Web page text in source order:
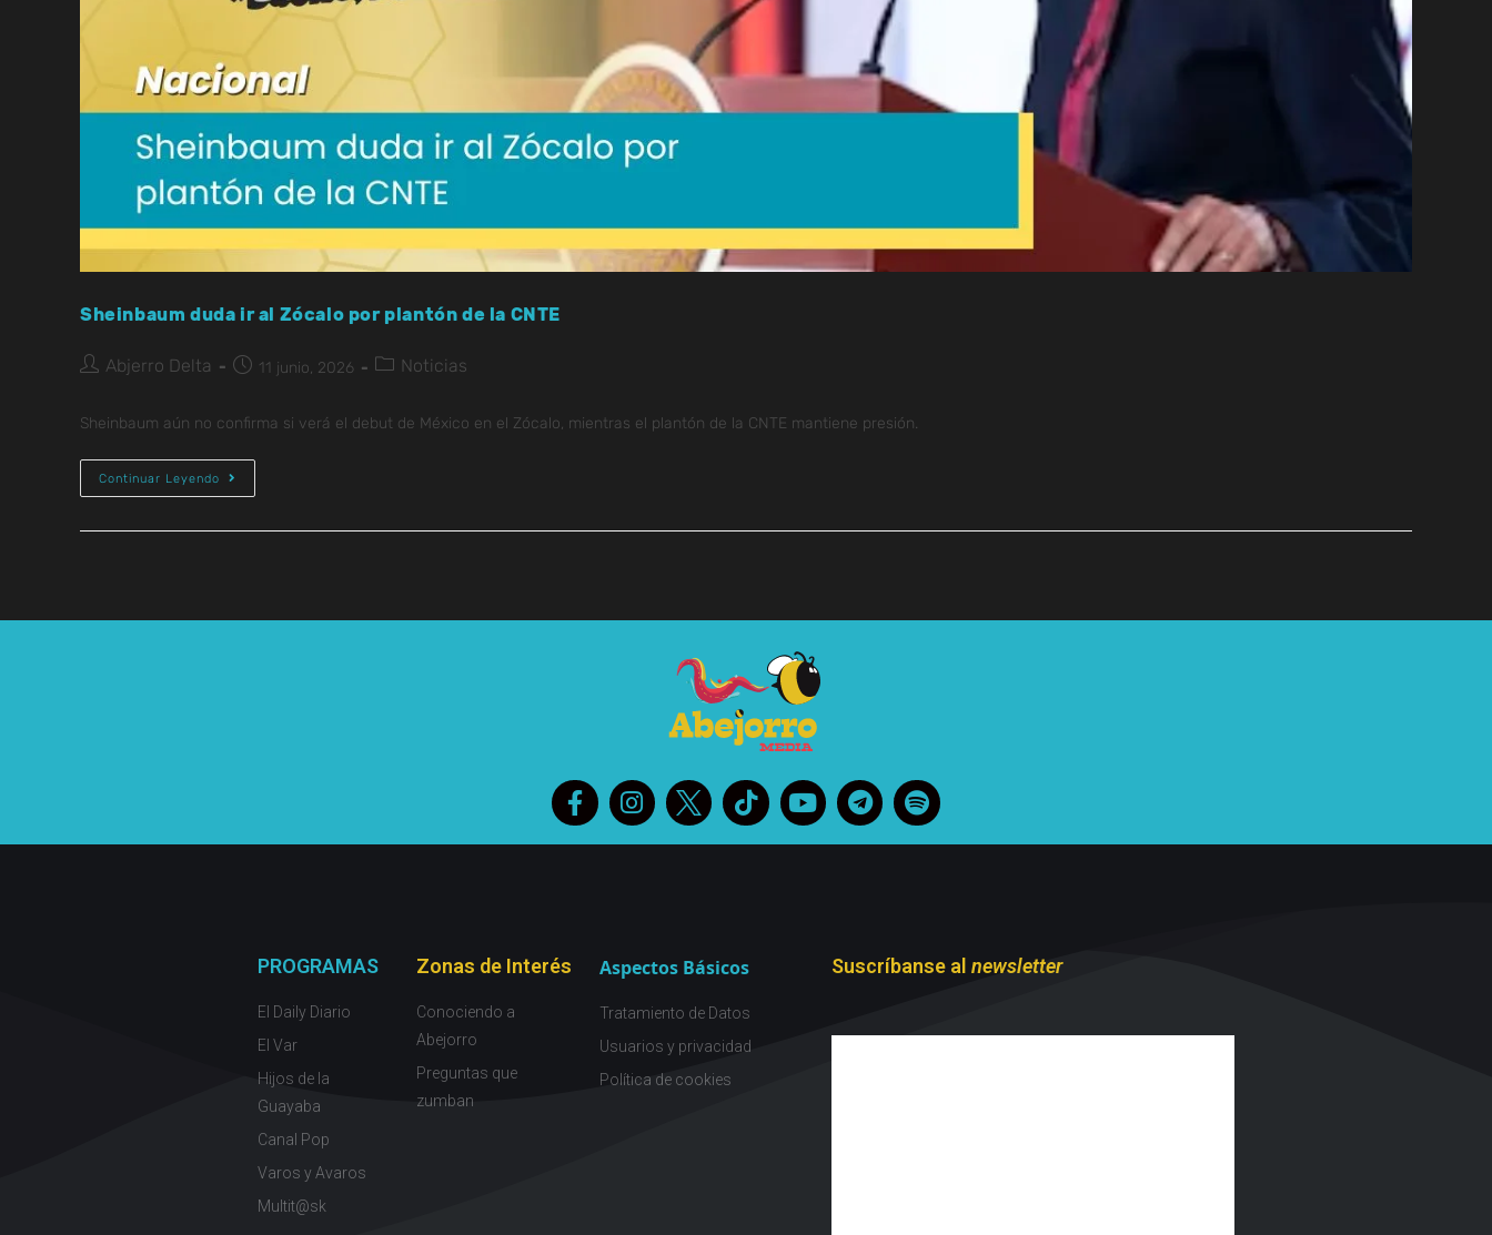
Sheinbaum duda ir al Zócalo por plantón de la CNTE
Abjerro Delta 11 junio, 2026 Noticias
Sheinbaum aún no confirma si verá el debut de México en el Zócalo, mientras el plantón de la CNTE mantiene presión.
Continuar Leyendo
PROGRAMAS
El Daily Diario
El Var
Hijos de la
Guayaba
Canal Pop
Varos y Avaros
Multit@sk
Zonas de Interés
Conociendo a
Abejorro
Preguntas que
zumban
Aspectos Básicos
Tratamiento de Datos
Usuarios y privacidad
Política de cookies
Suscríbanse al newsletter